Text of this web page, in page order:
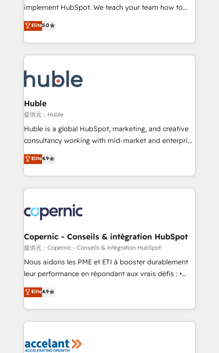
Netsuite 🤖 Google or Microsoft ✍️ DocuSign or
the rare Advanced "Custom Integrations"
Accreditation, securely sync data across... 🔄 any
new HubSpot portal with Advanced Website and
CRM Migrations using our in-house "HubScrub" Tool.
implement HubSpot. We teach your team how to
master it. As the creators of the Endless Customers
System™ (the next evolution of They Ask, You
Answer), we’re the only HubSpot partner built
entirely around coaching and training. That means
skills, processes, and internal team you need to
attract the right buyers, close deals faster, and grow
without outside dependencies. You’ll learn how to: •
Set up, audit, and organize your HubSpot portal •
Get your sales team fully using HubSpot • Track
pipeline and revenue across the entire buyer journey
growth • Create content and videos that attract
buyers • Use AI to scale smarter Our coaching-led
lasts. So if you're ready to become the most trusted
voice in your market, let’s talk.
Elite5.0
Huble
提供元：Huble
Huble is a global HubSpot, marketing, and creative
consultancy working with mid-market and enterprise
businesses. We go beyond implementation, shaping
the strategy, processes, and teams that turn
HubSpot into a genuine growth engine. Named
HubSpot's Global Partner of the Year in 2024,
worldwide, and with over 15 years in the ecosystem,
Huble has built a track record that speaks for itself.
One company, one operating model, delivering
across offices and consulting teams in the UK, USA,
Canada, Germany, France, Belgium, Singapore, and
South Africa. Certified compliant with ISO/IEC
international offices and 175+ employees.
Elite4.9
Copernic - Conseils & intégration HubSpot
提供元：Copernic - Conseils & intégration HubSpot
Nous aidons les PME et ETI à booster durablement
leur performance en répondant aux vrais défis : •
Intégration de HubSpot avec d’autres outils (ERP,
téléphonie, etc.) • Alignement des équipes grâce à un
outil et des données partagées • Amélioration de la
collecte et de l’analyse des données pour des
de la productivité des équipes Notre équipe de 30
Elite4.9